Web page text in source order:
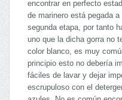
encontrar en perfecto
de marinero está pegada
segunda etapa, por tanto
uno que la dicha gorra no
color blanco, es muy
principio esto no debería
fáciles de lavar y dejar
escrupuloso con el